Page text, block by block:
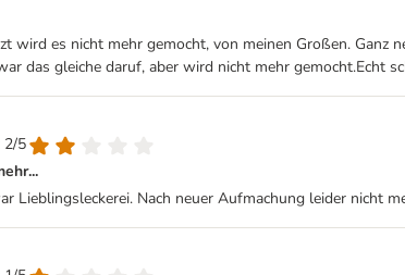
wird es nicht mehr gemocht, von meinen Großen. Ganz
das gleiche daruf, aber wird nicht mehr gemocht.Echt
2/5
Lieblingsleckerei. Nach neuer Aufmachung leider nicht